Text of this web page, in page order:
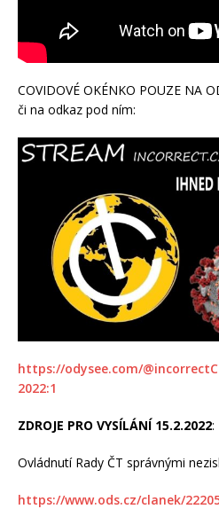
COVIDOVÉ OKÉNKO POUZE NA
či na odkaz pod ním:
https://odysee.com/
2022:1
ZDROJE PRO VYSÍLÁNÍ 15.2.2022:
Ovládnutí Rady ČT správnými
https://www.ods.cz/clanek/